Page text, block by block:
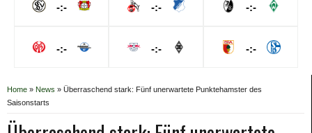
-:-
-:-
-:-
-:-
-:-
-:-
Home » News » Überraschend stark: Fünf unerwartete Punktehamster des
Saisonstarts